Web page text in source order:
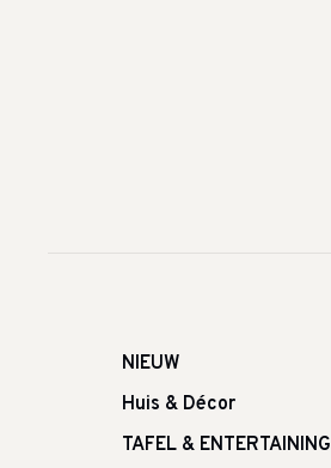
NIEUW
Huis & Décor
TAFEL & ENTERTAINING